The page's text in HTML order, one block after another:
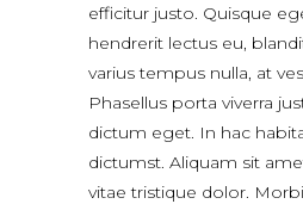
efficitur justo. Quisque
hendrerit lectus eu,
varius tempus nulla, at
Phasellus porta viverra
dictum eget. In hac
dictumst. Aliquam sit
vitae tristique dolor.